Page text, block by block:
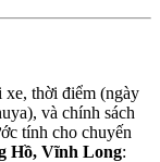
xe, thời điểm (ngày
và chính sách
tính cho chuyến
Hồ, Vĩnh Long: